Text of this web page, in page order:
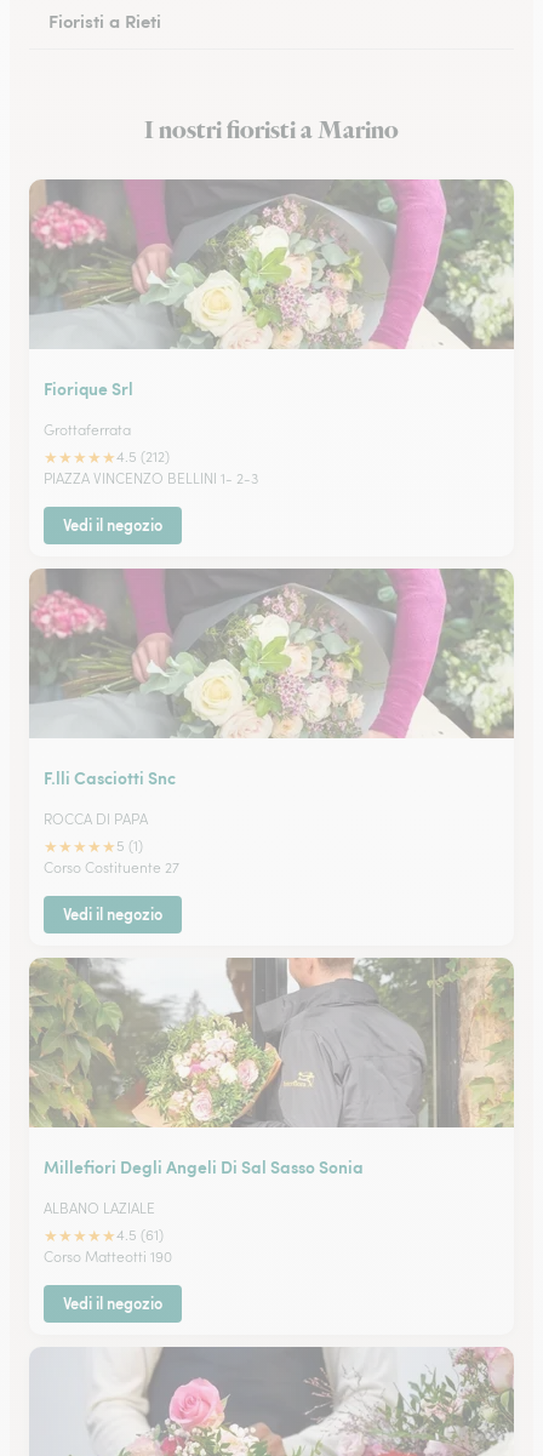
Fioristi a Rieti
Fioristi a AnzioI nostri fioristi a Marino
Fiorique Srl
Grottaferrata
★★★★★4.5 (212)
PIAZZA VINCENZO BELLINI 1- 2-3
Vedi il negozio
F.lli Casciotti Snc
ROCCA DI PAPA
★★★★★ 5 (1)
Corso Costituente 27
Vedi il negozio
Millefiori Degli Angeli Di Sal Sasso Sonia
ALBANO LAZIALE
★★★★★4.5 (61)
Corso Matteotti 190
Vedi il negozio